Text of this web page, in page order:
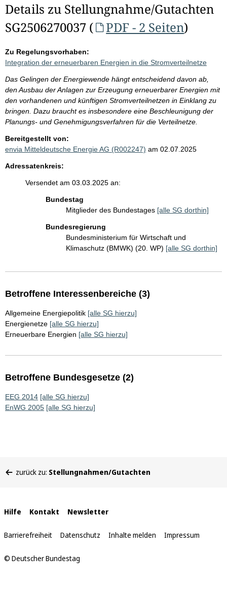
Details zu Stellungnahme/Gutachten
SG2506270037 (
PDF - 2 Seiten)
Zu Regelungsvorhaben:
Integration der erneuerbaren Energien in die Stromverteilnetze
Das Gelingen der Energiewende hängt entscheidend davon ab,
den Ausbau der Anlagen zur Erzeugung erneuerbarer Energien mit
den vorhandenen und künftigen Stromverteilnetzen in Einklang zu
bringen. Dazu braucht es insbesondere eine Beschleunigung der
Planungs- und Genehmigungsverfahren für die Verteilnetze.
Bereitgestellt von:
envia Mitteldeutsche Energie AG (R002247) am 02.07.2025
Adressatenkreis:
Versendet am 03.03.2025 an:
Bundestag
Mitglieder des Bundestages [alle SG dorthin]
Bundesregierung
Bundesministerium für Wirtschaft und
Klimaschutz (BMWK) (20. WP) [alle SG dorthin]
Betroffene Interessenbereiche (3)
Allgemeine Energiepolitik [alle SG hierzu]
Energienetze [alle SG hierzu]
Erneuerbare Energien [alle SG hierzu]
Betroffene Bundesgesetze (2)
EEG 2014 [alle SG hierzu]
EnWG 2005 [alle SG hierzu]
befinden
zurück zu: Stellungnahmen/Gutachten
Interne
Links
Hilfe Kontakt Newsletter
Barrierefreiheit Datenschutz Inhalte melden Impressum
© Deutscher Bundestag